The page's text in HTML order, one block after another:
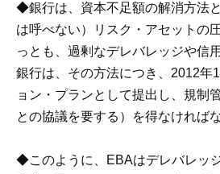
◆銀行は、資本不足額の解消方法
は呼べない）リスク・アセットの
っとも、過剰なデレバレッジや信
銀行は、その方法につき、2012年
ョン・プランとして提出し、規制
との協議を要する）を得なければ
◆このように、EBAはデレバレッ